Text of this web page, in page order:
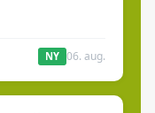
NY 06. aug.